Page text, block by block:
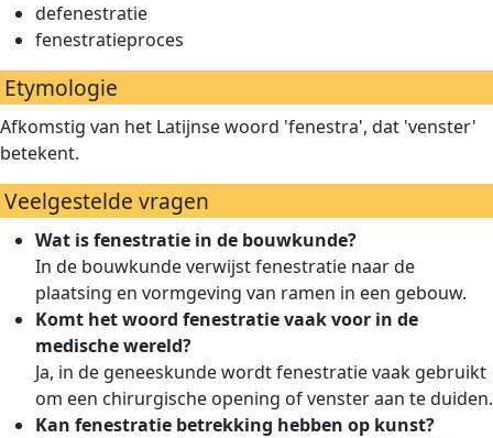
defenestratie
fenestratieproces
Etymologie
Afkomstig van het Latijnse woord 'fenestra', dat 'venster'
betekent.
Veelgestelde vragen
Wat is fenestratie in de bouwkunde?
In de bouwkunde verwijst fenestratie naar de
plaatsing en vormgeving van ramen in een gebouw.
Komt het woord fenestratie vaak voor in de
medische wereld?
Ja, in de geneeskunde wordt fenestratie vaak gebruikt
om een chirurgische opening of venster aan te duiden.
Kan fenestratie betrekking hebben op kunst?